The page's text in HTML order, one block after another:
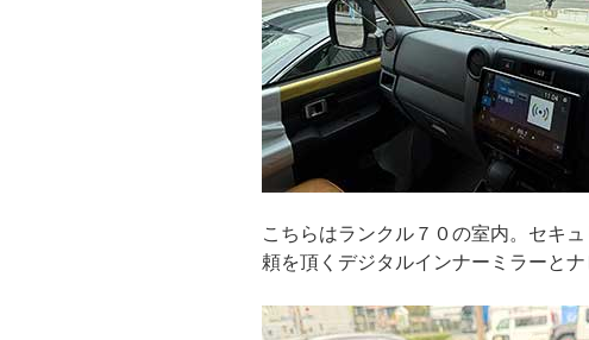
こちらはランクル７０の室内。セキ
頼を頂くデジタルインナーミラーとナ